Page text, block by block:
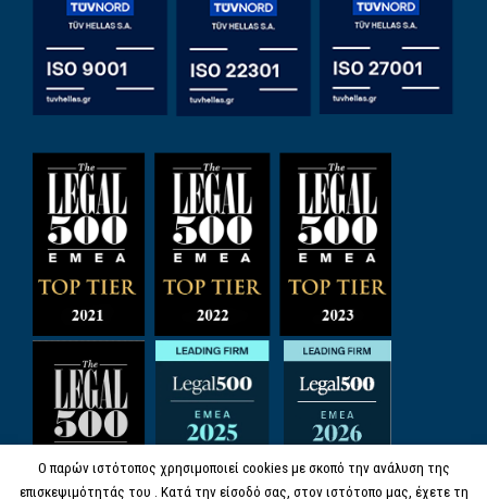
Ο παρών ιστότοπος χρησιμοποιεί cookies με σκοπό την ανάλυση της
επισκεψιμότητάς του . Κατά την είσοδό σας, στον ιστότοπο μας, έχετε τη